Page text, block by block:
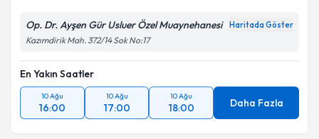
Op. Dr. Ayşen Gür Usluer Özel Muaynehanesi Haritada Göster
Kazımdirik Mah. 372/14 Sok No:17
En Yakın Saatler
10 Ağu
16:00
10 Ağu
17:00
10 Ağu
18:00 Daha Fazla